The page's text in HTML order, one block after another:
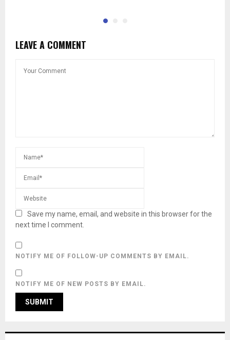
LEAVE A COMMENT
Save my name, email, and website in this browser for the
next time I comment.
NOTIFY ME OF FOLLOW-UP COMMENTS BY EMAIL.
NOTIFY ME OF NEW POSTS BY EMAIL.